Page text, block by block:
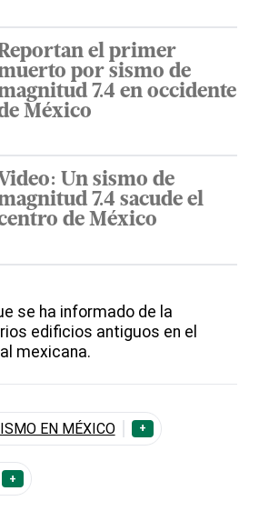
el primer
por sismo de
7.4 en occidente
México
Un sismo de
7.4 sacude el
de México
se ha informado de la
edificios antiguos en el
mexicana.
EN MÉXICO +
+